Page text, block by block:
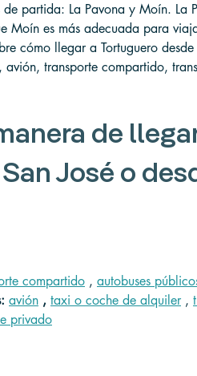
partida: La Pavona y Moín. La
Moín es más adecuada para
cómo llegar a Tortuguero desde
transporte compartido,
de
José o
compartido , autobuses
avión , taxi o coche de alquiler ,
privado